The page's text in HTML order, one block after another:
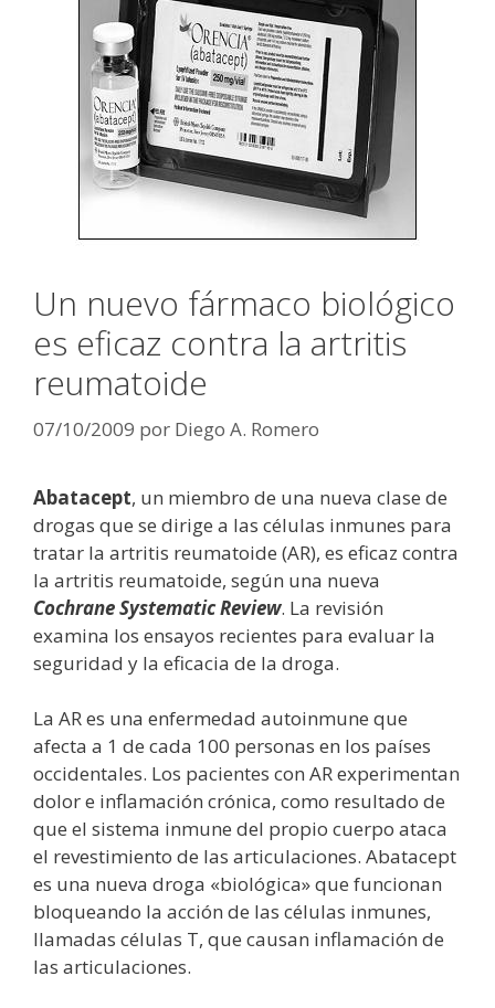
Un nuevo fármaco biológico
es eficaz contra la artritis
reumatoide
07/10/2009 por Diego A. Romero
Abatacept, un miembro de una nueva clase de
drogas que se dirige a las células inmunes para
tratar la artritis reumatoide (AR), es eficaz contra
la artritis reumatoide, según una nueva
Cochrane Systematic Review. La revisión
examina los ensayos recientes para evaluar la
seguridad y la eficacia de la droga.
La AR es una enfermedad autoinmune que
afecta a 1 de cada 100 personas en los países
occidentales. Los pacientes con AR experimentan
dolor e inflamación crónica, como resultado de
que el sistema inmune del propio cuerpo ataca
el revestimiento de las articulaciones. Abatacept
es una nueva droga «biológica» que funcionan
bloqueando la acción de las células inmunes,
llamadas células T, que causan inflamación de
las articulaciones.